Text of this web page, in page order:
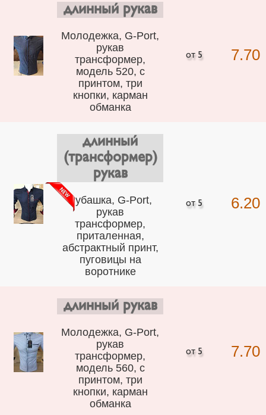
длинный рукав
Молодежка, G-Port,
рукав
трансформер,
модель 520, с
принтом, три
кнопки, карман
обманка
7.70
длинный
(трансформер)
рукав
Рубашка, G-Port,
рукав
трансформер,
приталенная,
абстрактный принт,
пуговицы на
воротнике
6.20
длинный рукав
Молодежка, G-Port,
рукав
трансформер,
модель 560, с
принтом, три
кнопки, карман
обманка
7.70